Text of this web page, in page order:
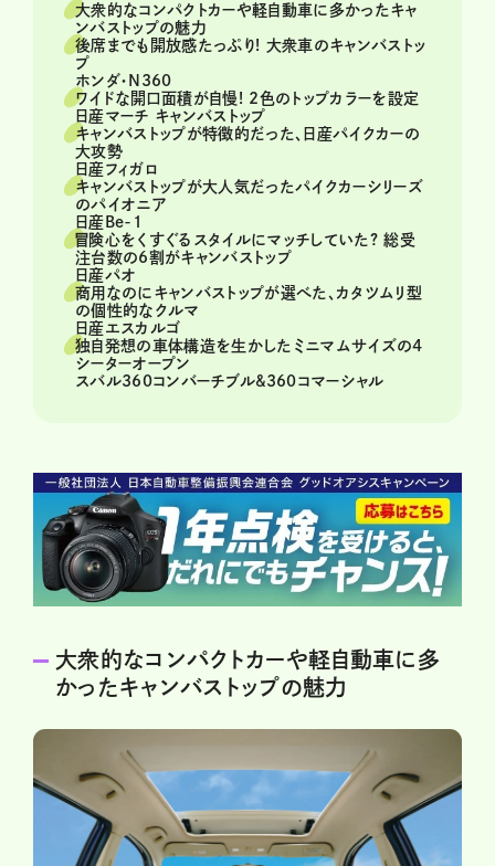
大衆的なコンパクトカーや軽自動車に多かったキャ
ンバストップの魅力
後席までも開放感たっぷり! 大衆車のキャンバストッ
プ
ホンダ・N360
ワイドな開口面積が自慢! 2色のトップカラーを設定
日産マーチ キャンバストップ
キャンバストップが特徴的だった、日産パイクカーの
大攻勢
日産フィガロ
キャンバストップが大人気だったパイクカーシリーズ
のパイオニア
日産Be-1
冒険心をくすぐるスタイルにマッチしていた? 総受
注台数の6割がキャンバストップ
日産パオ
商用なのにキャンバストップが選べた、カタツムリ型
の個性的なクルマ
日産エスカルゴ
独自発想の車体構造を生かしたミニマムサイズの4
シーターオープン
スバル360コンバーチブル&360コマーシャル
大衆的なコンパクトカーや軽自動車に多
かったキャンバストップの魅力